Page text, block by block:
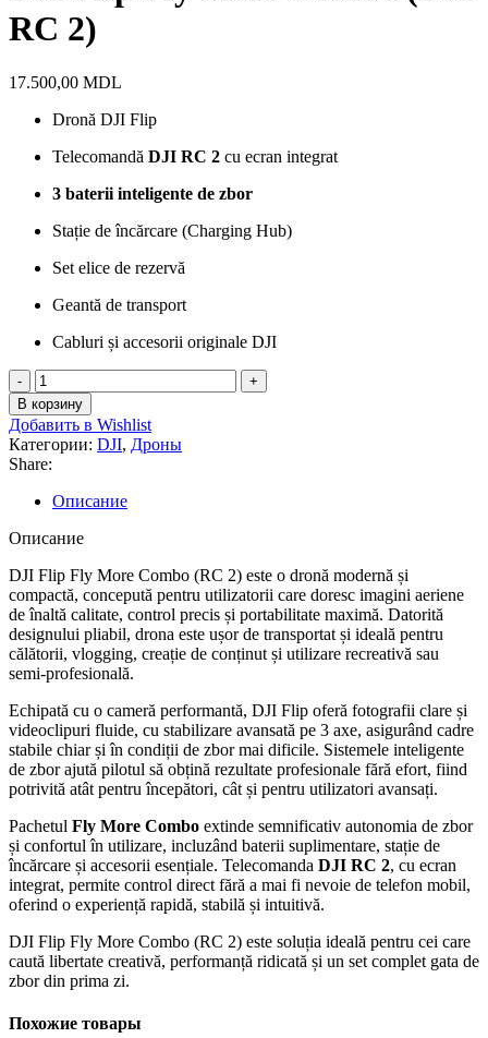
RC 2)
17.500,00 MDL
Dronă DJI Flip
Telecomandă DJI RC 2 cu ecran integrat
3 baterii inteligente de zbor
Stație de încărcare (Charging Hub)
Set elice de rezervă
Geantă de transport
Cabluri și accesorii originale DJI
Количество
DJI
Flip
Fly
More
Combo
(DJI
RC
2)
В корзину
Добавить в Wishlist
Категории: DJI, Дроны
Share:
Описание
Описание
DJI Flip Fly More Combo (RC 2) este o dronă modernă și
compactă, concepută pentru utilizatorii care doresc imagini aeriene
de înaltă calitate, control precis și portabilitate maximă. Datorită
designului pliabil, drona este ușor de transportat și ideală pentru
călătorii, vlogging, creație de conținut și utilizare recreativă sau
semi-profesională.
Echipată cu o cameră performantă, DJI Flip oferă fotografii clare și
videoclipuri fluide, cu stabilizare avansată pe 3 axe, asigurând cadre
stabile chiar și în condiții de zbor mai dificile. Sistemele inteligente
de zbor ajută pilotul să obțină rezultate profesionale fără efort, fiind
potrivită atât pentru începători, cât și pentru utilizatori avansați.
Pachetul Fly More Combo extinde semnificativ autonomia de zbor
și confortul în utilizare, incluzând baterii suplimentare, stație de
încărcare și accesorii esențiale. Telecomanda DJI RC 2, cu ecran
integrat, permite control direct fără a mai fi nevoie de telefon mobil,
oferind o experiență rapidă, stabilă și intuitivă.
DJI Flip Fly More Combo (RC 2) este soluția ideală pentru cei care
caută libertate creativă, performanță ridicată și un set complet gata de
zbor din prima zi.
Похожие товары